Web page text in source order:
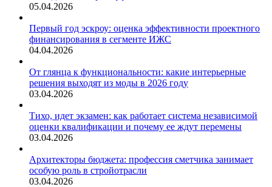
контакты
реальные
проекты
05.04.2026
Первый год эскроу: оценка эффективности проектного
финансирования в сегменте ИЖС
04.04.2026
От глянца к функциональности: какие интерьерные
решения выходят из моды в 2026 году
03.04.2026
Тихо, идет экзамен: как работает система независимой
оценки квалификации и почему ее ждут перемены
03.04.2026
Архитекторы бюджета: профессия сметчика занимает
особую роль в стройотрасли
03.04.2026